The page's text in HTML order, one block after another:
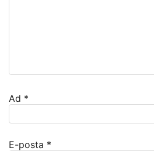
Ad *
E-posta *